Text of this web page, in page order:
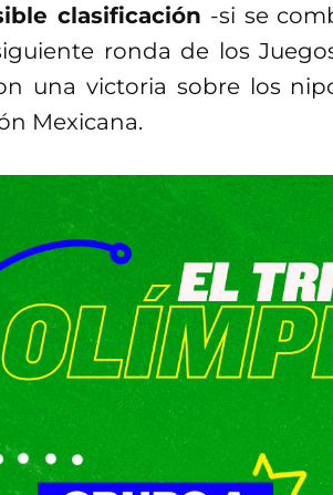
clasificación -si se
ronda de los
una victoria sobre los
Mexicana.